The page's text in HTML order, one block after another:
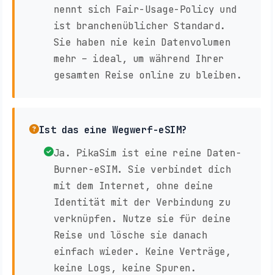
nennt sich Fair-Usage-Policy und
ist branchenüblicher Standard.
Sie haben nie kein Datenvolumen
mehr – ideal, um während Ihrer
gesamten Reise online zu bleiben.
Ist das eine Wegwerf-eSIM?
Ja. PikaSim ist eine reine Daten-
Burner-eSIM. Sie verbindet dich
mit dem Internet, ohne deine
Identität mit der Verbindung zu
verknüpfen. Nutze sie für deine
Reise und lösche sie danach
einfach wieder. Keine Verträge,
keine Logs, keine Spuren.